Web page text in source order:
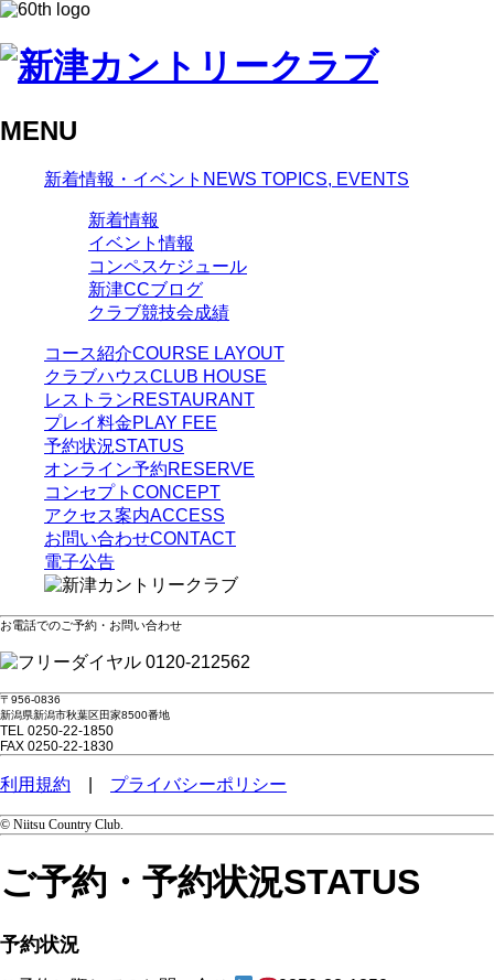
MENU
新着情報・イベント NEWS TOPICS, EVENTS
新着情報
イベント情報
コンペスケジュール
新津CCブログ
クラブ競技会成績
コース紹介COURSE LAYOUT
クラブハウスCLUB HOUSE
レストランRESTAURANT
プレイ料金PLAY FEE
予約状況STATUS
オンライン予約RESERVE
コンセプト CONCEPT
アクセス案内ACCESS
お問い合わせCONTACT
電子公告
お電話でのご予約・お問い合わせ
0120-212562
〒956-0836
新潟県新潟市秋葉区田家8500番地
TEL 0250-22-1850
FAX 0250-22-1830
利用規約 プライバシーポリシー
© Niitsu Country Club.
ご予約・予約状況STATUS
予約状況